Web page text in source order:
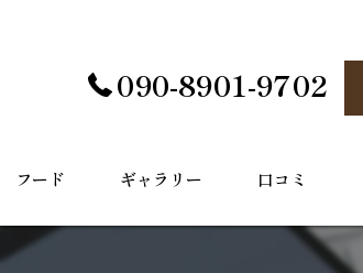
090-8901-9702
フード ギャラリー 口コミ